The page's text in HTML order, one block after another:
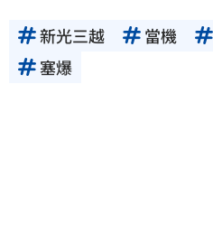
新光三越 當機
塞爆